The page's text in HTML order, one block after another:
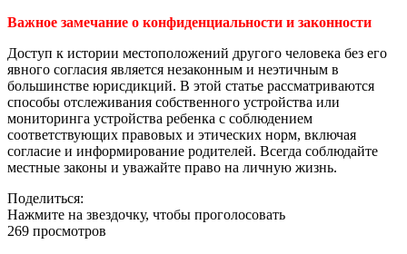
Важное замечание о конфиденциальности и законности
Доступ к истории местоположений другого человека без его
явного согласия является незаконным и неэтичным в
большинстве юрисдикций. В этой статье рассматриваются
способы отслеживания собственного устройства или
мониторинга устройства ребенка с соблюдением
соответствующих правовых и этических норм, включая
согласие и информирование родителей. Всегда соблюдайте
местные законы и уважайте право на личную жизнь.
Поделиться:
Нажмите на звездочку, чтобы проголосовать
269 просмотров